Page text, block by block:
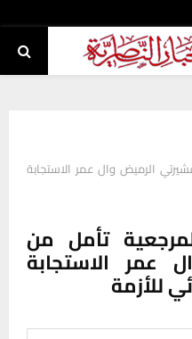
الرميض وال عمر الاستجابة
تأمل من
عمر الاستجابة
للأزمة